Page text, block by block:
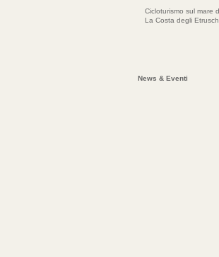
Cicloturismo sul mare
La Costa degli
News & Eventi